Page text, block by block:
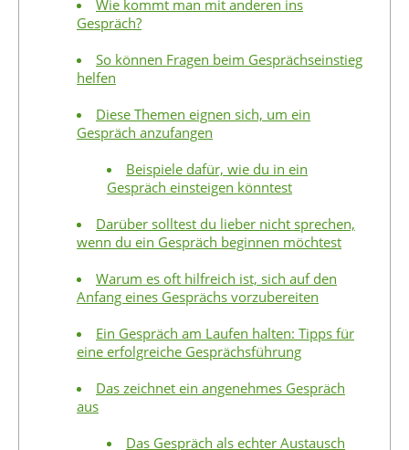
Wie kommt man mit anderen ins
Gespräch?
So können Fragen beim Gesprächseinstieg
helfen
Diese Themen eignen sich, um ein
Gespräch anzufangen
Beispiele dafür, wie du in ein
Gespräch einsteigen könntest
Darüber solltest du lieber nicht sprechen,
wenn du ein Gespräch beginnen möchtest
Warum es oft hilfreich ist, sich auf den
Anfang eines Gesprächs vorzubereiten
Ein Gespräch am Laufen halten: Tipps für
eine erfolgreiche Gesprächsführung
Das zeichnet ein angenehmes Gespräch
aus
Das Gespräch als echter Austausch